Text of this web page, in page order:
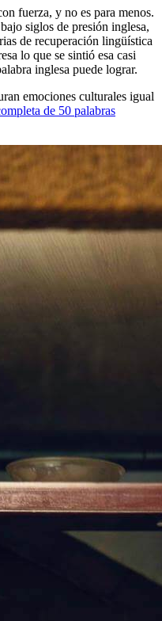
fuerza, y no es para menos.
siglos de presión inglesa,
de recuperación lingüística
lo que se sintió esa casi
inglesa puede lograr.
emociones culturales igual
de 50 palabras